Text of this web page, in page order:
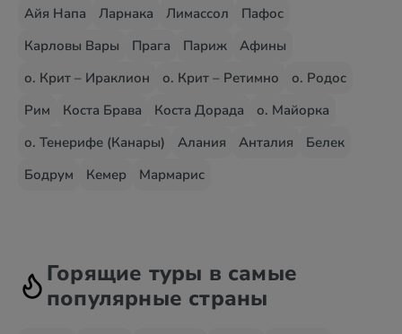
Айя Напа
Ларнака Лимассол
Пафос
Карловы Вары
Прага Париж
Афины
о. Крит – Ираклион
о. Крит – Ретимно
о. Родос
Рим
Коста Брава Коста Дорада
о. Майорка
о. Тенерифе (Канары)
Алания Анталия
Белек
Бодрум
Кемер Мармарис
Горящие туры в самые
популярные страны